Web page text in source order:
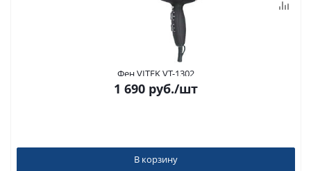
Фен VITEK VT-1302
1 690 руб./шт
В корзину